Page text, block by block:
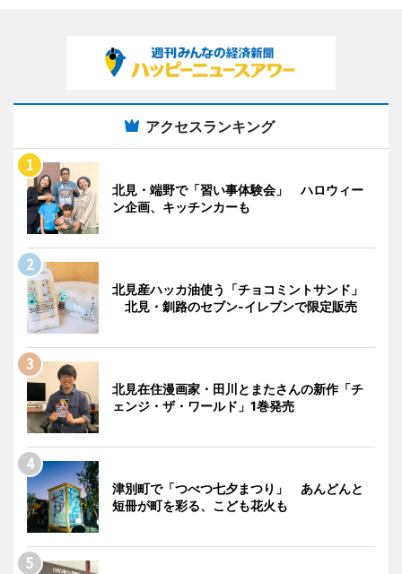
アクセスランキング
北見・端野で「習い事体験会」 ハロウィー
ン企画、キッチンカーも
北見産ハッカ油使う「チョコミントサンド」
北見・釧路のセブン-イレブンで限定販売
北見在住漫画家・田川とまたさんの新作「チ
ェンジ・ザ・ワールド」1巻発売
津別町で「つべつ七夕まつり」 あんどんと
短冊が町を彩る、こども花火も